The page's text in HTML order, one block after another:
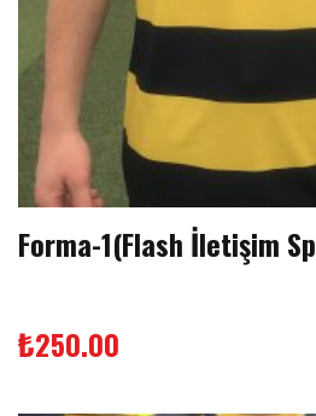
Forma-1(Flash İletişim
₺250.00